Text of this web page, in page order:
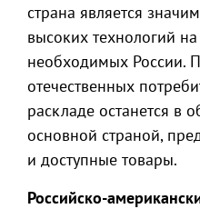
страна является
высоких технологий
необходимых России.
отечественных
раскладе останется в
основной страной,
и доступные товары.
Российско-